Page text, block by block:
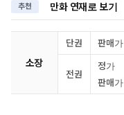
추천 만화 연재로 보기
소장
단권 판매가
전권
정가
판매가